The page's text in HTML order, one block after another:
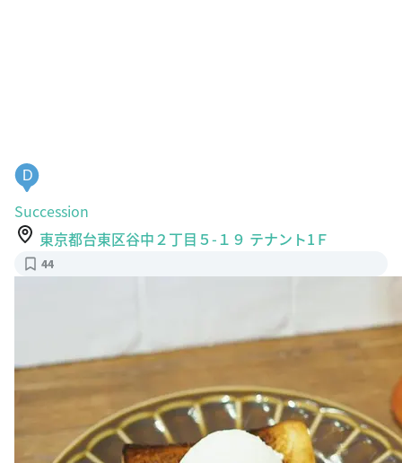
D
Succession
東京都台東区谷中２丁目５-１９ テナント1Ｆ
44